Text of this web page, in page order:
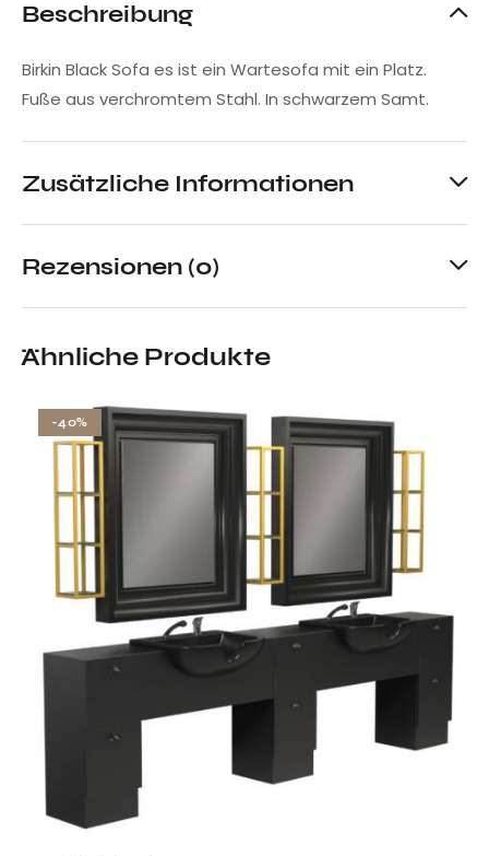
Beschreibung
Birkin Black Sofa es ist ein Wartesofa mit ein Platz.
Fuße aus verchromtem Stahl. In schwarzem Samt.
Zusätzliche Informationen
Rezensionen (0)
Ähnliche Produkte
-40%